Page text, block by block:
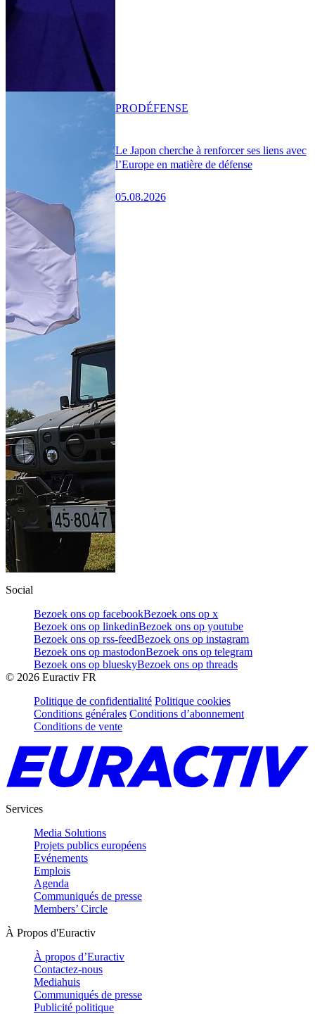
Le Japon cherche à renforcer ses liens avec
l’Europe en matière de défense
05.08.2026
PRODÉFENSE
Social
Bezoek ons op facebookBezoek ons op x
Bezoek ons op linkedinBezoek ons op youtube
Bezoek ons op rss-feedBezoek ons op instagram
Bezoek ons op mastodonBezoek ons op telegram
Bezoek ons op blueskyBezoek ons op threads
© 2026 Euractiv FR
Politique de confidentialité Politique cookies
Conditions générales Conditions d’abonnement
Conditions de vente
Services
Media Solutions
Projets publics européens
Evénements
Emplois
Agenda
Communiqués de presse
Members’ Circle
À Propos d'Euractiv
À propos d’Euractiv
Contactez-nous
Mediahuis
Communiqués de presse
Publicité politique